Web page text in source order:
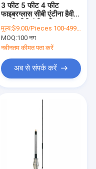
3 फीट 5 फीट 4 फीट
फाइबरग्लास सीबी एंटीना हैवी
मूल्य:$9.00/Pieces 100-499 Pieces
MOQ:100 नग
नवीनतम कीमत पता करें
अब से संपर्क करें